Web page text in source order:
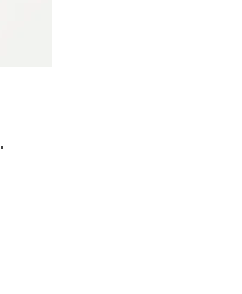
.